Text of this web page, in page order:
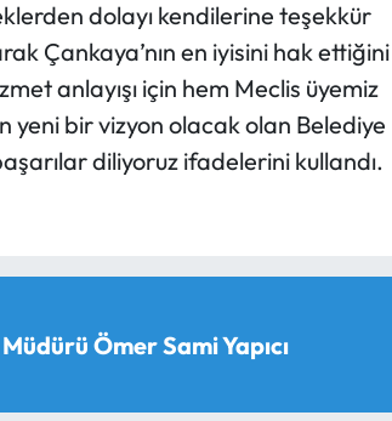
dolayı kendilerine teşekkür
Çankaya’nın en iyisini hak ettiğini
anlayışı için hem Meclis üyemiz
yeni bir vizyon olacak olan Belediye
diliyoruz ifadelerini kullandı.
Ömer Sami Yapıcı